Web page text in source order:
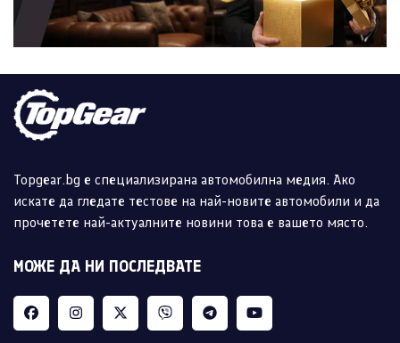
Topgear.bg е специализирана автомобилна медия. Ако
искате да гледате тестове на най-новите автомобили и да
прочетете най-актуалните новини това е вашето място.
МОЖЕ ДА НИ ПОСЛЕДВАТЕ